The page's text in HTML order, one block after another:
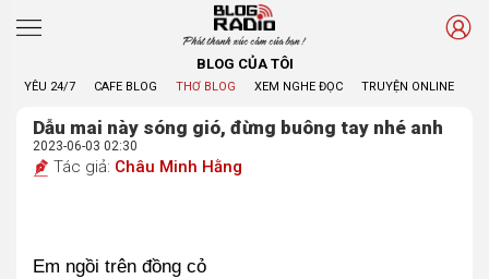
Phát thanh xúc cảm của bạn !
BLOG CỦA TÔI
YÊU 24/7 CAFE BLOG THƠ BLOG XEM NGHE ĐỌC TRUYỆN ONLINE
Dẫu mai này sóng gió, đừng buông tay nhé anh
2023-06-03 02:30
Tác giả: Châu Minh Hằng
Em ngồi trên đồng cỏ